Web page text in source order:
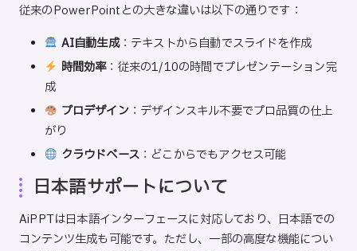
従来のPowerPointとの大きな違いは以下の通りです：
AI自動生成：テキストから自動でスライドを作成
時間効率：従来の1/10の時間でプレゼンテーション完
成
プロデザイン：デザインスキル不要でプロ品質の仕上
がり
クラウドベース ：どこからでもアクセス可能
日本語サポートについて
AiPPTは日本語インターフェースに対応しており、日本語での
コンテンツ生成も可能です。ただし、一部の高度な機能につい